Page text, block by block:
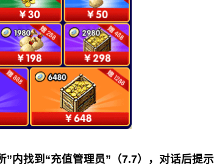
”内找到“充值管理员”（7.7），对话后提